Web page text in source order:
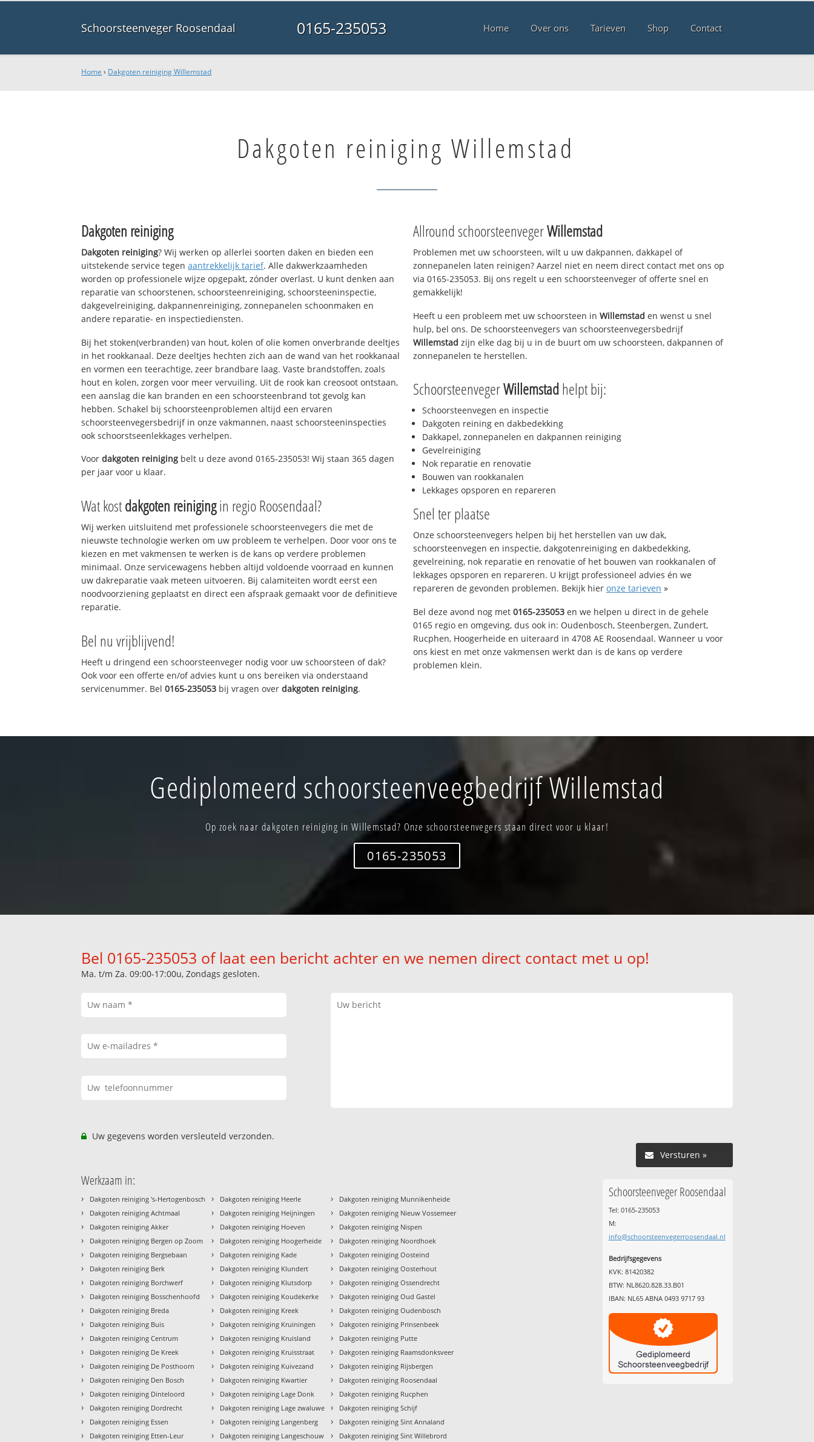
Schoorsteenveger Roosendaal 0165-235053 Home Over ons Tarieven Shop Contact
Home › Dakgoten reiniging Willemstad
Dakgoten reiniging Willemstad
Dakgoten reiniging
Dakgoten reiniging? Wij werken op allerlei soorten daken en bieden een
uitstekende service tegenaantrekkelijk tarief. Alle dakwerkzaamheden
worden op professionele wijze opgepakt, zónder overlast. U kunt denken aan
reparatie van schoorstenen, schoorsteenreiniging, schoorsteeninspectie,
dakgevelreiniging, dakpannenreiniging, zonnepanelen schoonmaken en
andere reparatie- en inspectiediensten.
Bij het stoken(verbranden) van hout, kolen of olie komen onverbrande deeltjes
in het rookkanaal. Deze deeltjes hechten zich aan de wand van het rookkanaal
en vormen een teerachtige, zeer brandbare laag. Vaste brandstoffen, zoals
hout en kolen, zorgen voor meer vervuiling. Uit de rook kan creosoot ontstaan,
een aanslag die kan branden en een schoorsteenbrand tot gevolg kan
hebben. Schakel bij schoorsteenproblemen altijd een ervaren
schoorsteenvegersbedrijf in onze vakmannen, naast schoorsteeninspecties
ook schoorstseenlekkages verhelpen.
Voordakgoten reiniging belt u deze avond 0165-235053! Wij staan 365 dagen
per jaar voor u klaar.
Wat kostdakgoten reinigingin regio Roosendaal?
Wij werken uitsluitend met professionele schoorsteenvegers die met de
nieuwste technologie werken om uw probleem te verhelpen. Door voor ons te
kiezen en met vakmensen te werken is de kans op verdere problemen
minimaal. Onze servicewagens hebben altijd voldoende voorraad en kunnen
uw dakreparatie vaak meteen uitvoeren. Bij calamiteiten wordt eerst een
noodvoorziening geplaatst en direct een afspraak gemaakt voor de definitieve
reparatie.
Bel nu vrijblijvend!
Heeft u dringend een schoorsteenveger nodig voor uw schoorsteen of dak?
Ook voor een offerte en/of advies kunt u ons bereiken via onderstaand
servicenummer. Bel0165-235053 bij vragen overdakgoten reiniging.
Allround schoorsteenvegerWillemstad
Problemen met uw schoorsteen, wilt u uw dakpannen, dakkapel of
zonnepanelen laten reinigen? Aarzel niet en neem direct contact met ons op
via 0165-235053. Bij ons regelt u een schoorsteenveger of offerte snel en
gemakkelijk!
Heeft u een probleem met uw schoorsteen in Willemstad en wenst u snel
hulp, bel ons. De schoorsteenvegers van schoorsteenvegersbedrijf
Willemstad zijn elke dag bij u in de buurt om uw schoorsteen, dakpannen of
zonnepanelen te herstellen.
SchoorsteenvegerWillemstadhelpt bij:
Schoorsteenvegen en inspectie
Dakgoten reining en dakbedekking
Dakkapel, zonnepanelen en dakpannen reiniging
Gevelreiniging
Nok reparatie en renovatie
Bouwen van rookkanalen
Lekkages opsporen en repareren
Snel ter plaatse
Onze schoorsteenvegers helpen bij het herstellen van uw dak,
schoorsteenvegen en inspectie, dakgotenreiniging en dakbedekking,
gevelreining, nok reparatie en renovatie of het bouwen van rookkanalen of
lekkages opsporen en repareren. U krijgt professioneel advies én we
repareren de gevonden problemen. Bekijk hier onze tarieven »
Bel deze avond nog met 0165-235053 en we helpen u direct in de gehele
0165 regio en omgeving, dus ook in: Oudenbosch, Steenbergen, Zundert,
Rucphen, Hoogerheide en uiteraard in 4708 AE Roosendaal. Wanneer u voor
ons kiest en met onze vakmensen werkt dan is de kans op verdere
problemen klein.
Gediplomeerd schoorsteenveegbedrijf Willemstad
Op zoek naar dakgoten reiniging in Willemstad? Onze schoorsteenvegers staan direct voor u klaar!
0165-235053
Bel 0165-235053 of laat een bericht achter en we nemen direct contact met u op!
Ma. t/m Za. 09:00-17:00u, Zondags gesloten.
Uw gegevens worden versleuteld verzonden.
Versturen »
Werkzaam in:
› Dakgoten reiniging 's-Hertogenbosch
› Dakgoten reiniging Achtmaal
› Dakgoten reiniging Akker
› Dakgoten reiniging Bergen op Zoom
› Dakgoten reiniging Bergsebaan
› Dakgoten reiniging Berk
› Dakgoten reiniging Borchwerf
› Dakgoten reiniging Bosschenhoofd
› Dakgoten reiniging Breda
› Dakgoten reiniging Buis
› Dakgoten reiniging Centrum
› Dakgoten reiniging De Kreek
› Dakgoten reiniging De Posthoorn
› Dakgoten reiniging Den Bosch
› Dakgoten reiniging Dinteloord
› Dakgoten reiniging Dordrecht
› Dakgoten reiniging Essen
› Dakgoten reiniging Etten-Leur
› Dakgoten reiniging Heerle
› Dakgoten reiniging Heijningen
› Dakgoten reiniging Hoeven
› Dakgoten reiniging Hoogerheide
› Dakgoten reiniging Kade
› Dakgoten reiniging Klundert
› Dakgoten reiniging Klutsdorp
› Dakgoten reiniging Koudekerke
› Dakgoten reiniging Kreek
› Dakgoten reiniging Kruiningen
› Dakgoten reiniging Kruisland
› Dakgoten reiniging Kruisstraat
› Dakgoten reiniging Kuivezand
› Dakgoten reiniging Kwartier
› Dakgoten reiniging Lage Donk
› Dakgoten reiniging Lage zwaluwe
› Dakgoten reiniging Langenberg
› Dakgoten reiniging Langeschouw
› Dakgoten reiniging Munnikenheide
› Dakgoten reiniging Nieuw Vossemeer
› Dakgoten reiniging Nispen
› Dakgoten reiniging Noordhoek
› Dakgoten reiniging Oosteind
› Dakgoten reiniging Oosterhout
› Dakgoten reiniging Ossendrecht
› Dakgoten reiniging Oud Gastel
› Dakgoten reiniging Oudenbosch
› Dakgoten reiniging Prinsenbeek
› Dakgoten reiniging Putte
› Dakgoten reiniging Raamsdonksveer
› Dakgoten reiniging Rijsbergen
› Dakgoten reiniging Roosendaal
› Dakgoten reiniging Rucphen
› Dakgoten reiniging Schijf
› Dakgoten reiniging Sint Annaland
› Dakgoten reiniging Sint Willebrord
Schoorsteenveger Roosendaal
Tel: 0165-235053
M:
info@schoorsteenvegerroosendaal.nl
Bedrijfsgegevens
KVK: 81420382
BTW: NL8620.828.33.B01
IBAN: NL65 ABNA 0493 9717 93